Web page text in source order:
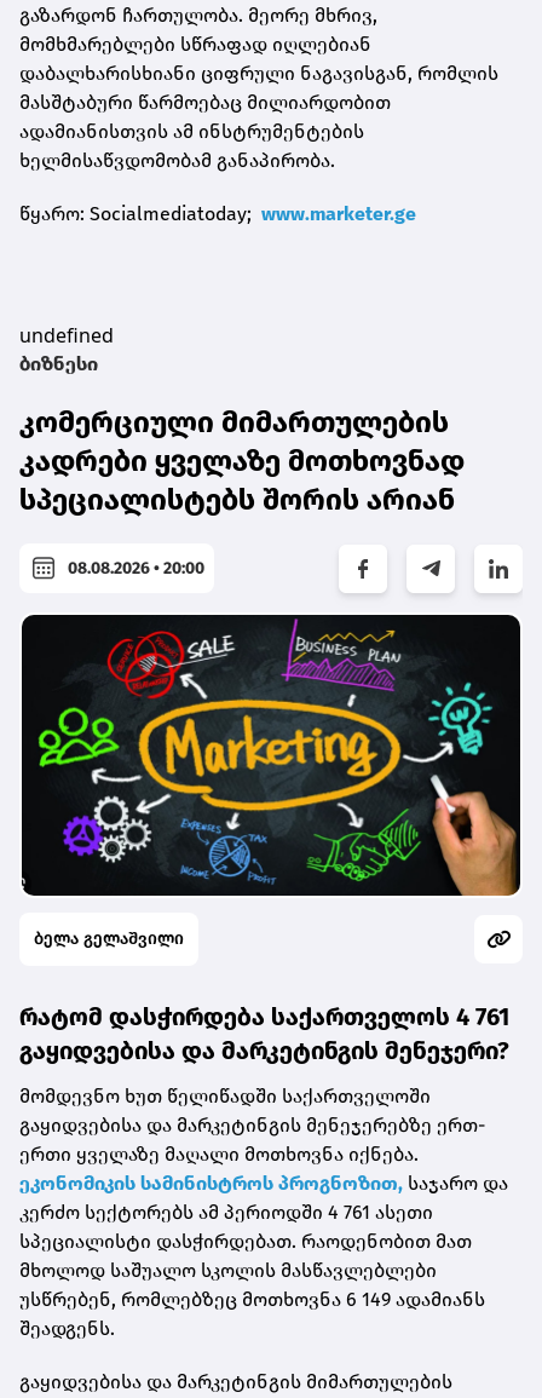
გაზარდონ ჩართულობა. მეორე მხრივ,
მომხმარებლები სწრაფად იღლებიან
დაბალხარისხიანი ციფრული ნაგავისგან, რომლის
მასშტაბური წარმოებაც მილიარდობით
ადამიანისთვის ამ ინსტრუმენტების
ხელმისაწვდომობამ განაპირობა.
წყარო: Socialmediatoday; www.marketer.ge
undefined
ბიზნესი
კომერციული მიმართულების
კადრები ყველაზე მოთხოვნად
სპეციალისტებს შორის არიან
08.08.2026 • 20:00
ბელა გელაშვილი
რატომ დასჭირდება საქართველოს 4 761
გაყიდვებისა და მარკეტინგის მენეჯერი?
მომდევნო ხუთ წელიწადში საქართველოში
გაყიდვებისა და მარკეტინგის მენეჯერებზე ერთ-
ერთი ყველაზე მაღალი მოთხოვნა იქნება.
ეკონომიკის სამინისტროს პროგნოზით, საჯარო და
კერძო სექტორებს ამ პერიოდში 4 761 ასეთი
სპეციალისტი დასჭირდებათ. რაოდენობით მათ
მხოლოდ საშუალო სკოლის მასწავლებლები
უსწრებენ, რომლებზეც მოთხოვნა 6 149 ადამიანს
შეადგენს.
გაყიდვებისა და მარკეტინგის მიმართულების